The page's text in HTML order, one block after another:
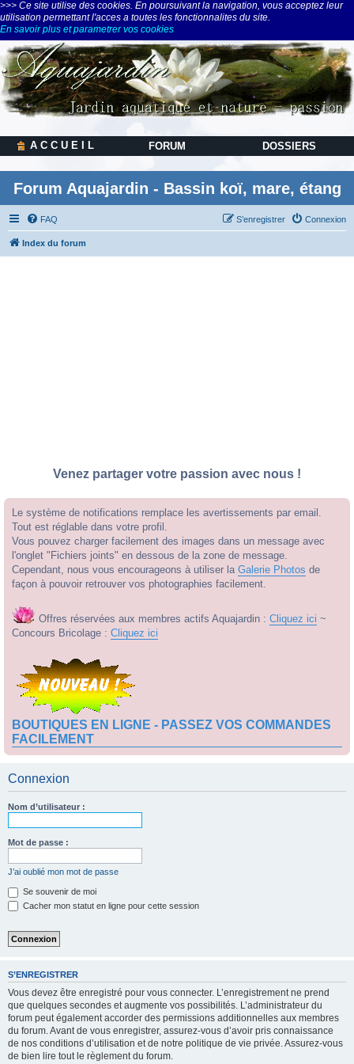
>>> Ce site utilise des cookies. En poursuivant la navigation, vous acceptez leur
utilisation permettant l'acces a toutes les fonctionnalites du site.
En savoir plus et parametrer vos cookies
A C C U E I L FORUM DOSSIERS
Forum Aquajardin - Bassin koï, mare, étang
FAQ Connexion
S’enregistrer
Index du forum
Venez partager votre passion avec nous !
Le système de notifications remplace les avertissements par email.
Tout est réglable dans votre profil.
Vous pouvez charger facilement des images dans un message avec
l'onglet "Fichiers joints" en dessous de la zone de message.
Cependant, nous vous encourageons à utiliser la Galerie Photos de
façon à pouvoir retrouver vos photographies facilement.
Offres réservées aux membres actifs Aquajardin : Cliquez ici ~
Concours Bricolage : Cliquez ici
BOUTIQUES EN LIGNE - PASSEZ VOS COMMANDES
FACILEMENT
Connexion
Nom d’utilisateur :
Mot de passe :
J’ai oublié mon mot de passe
Se souvenir de moi
Cacher mon statut en ligne pour cette session
S’ENREGISTRER
Vous devez être enregistré pour vous connecter. L’enregistrement ne prend
que quelques secondes et augmente vos possibilités. L’administrateur du
forum peut également accorder des permissions additionnelles aux membres
du forum. Avant de vous enregistrer, assurez-vous d’avoir pris connaissance
de nos conditions d’utilisation et de notre politique de vie privée. Assurez-vous
de bien lire tout le règlement du forum.